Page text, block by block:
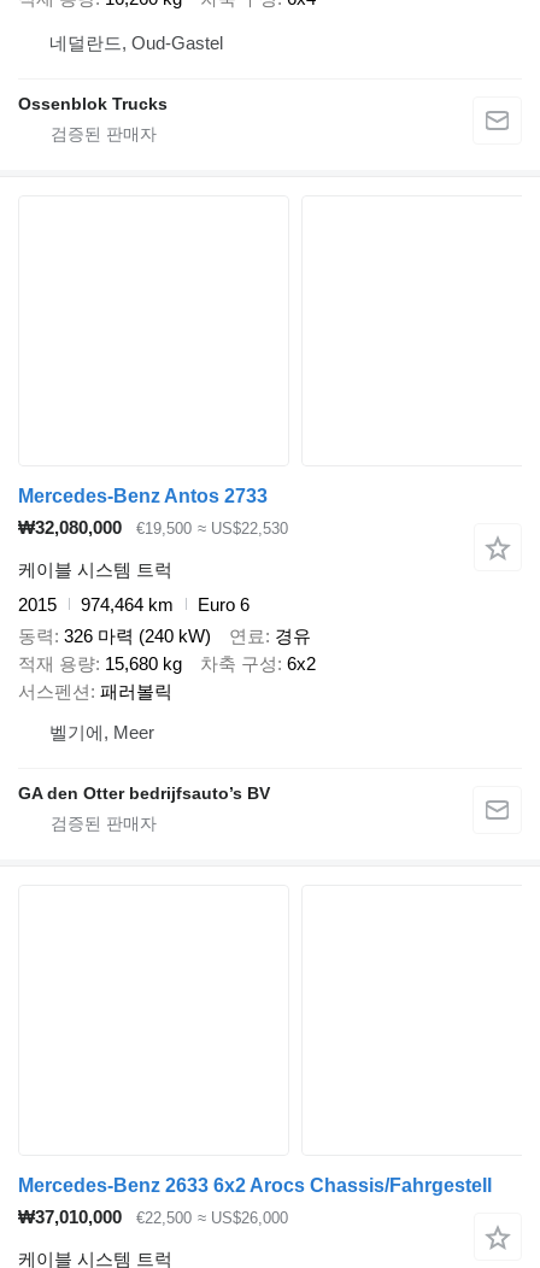
네덜란드, Oud-Gastel
Ossenblok Trucks
Mercedes-Benz Antos 2733
₩32,080,000
€19,500 ≈ US$22,530
케이블 시스템 트럭
2015
974,464 km
Euro 6
동력 326 마력 (240 kW) 연료 경유
적재 용량 15,680 kg 차축 구성 6x2
서스펜션 패러볼릭
벨기에, Meer
GA den Otter bedrijfsauto’s BV
Mercedes-Benz 2633 6x2 Arocs Chassis/Fahrgestell
₩37,010,000
€22,500 ≈ US$26,000
케이블 시스템 트럭